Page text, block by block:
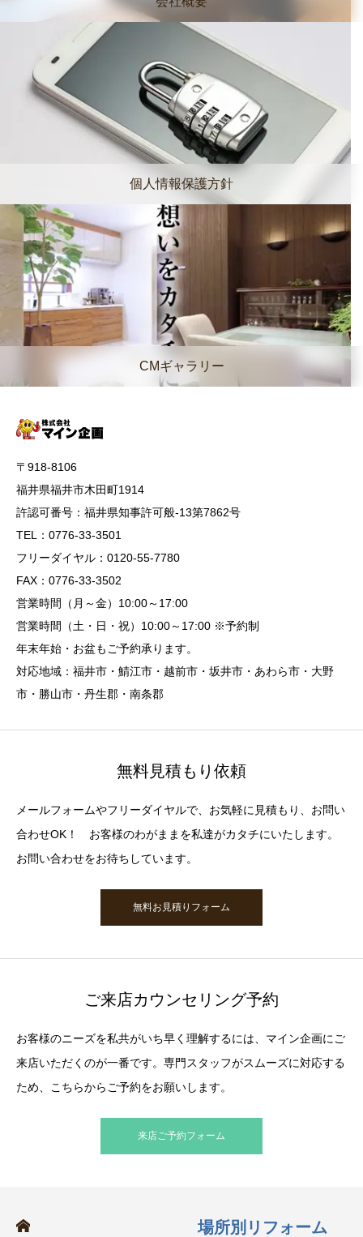
個人情報保護方針
CMギャラリー
〒918-8106
福井県福井市木田町1914
許認可番号：福井県知事許可般-13第7862号
TEL：0776-33-3501
フリーダイヤル：0120-55-7780
FAX：0776-33-3502
営業時間（月～金）10:00～17:00
営業時間（土・日・祝）10:00～17:00 ※予約制
年末年始・お盆もご予約承ります。
対応地域：福井市・鯖江市・越前市・坂井市・あわら市・大野
市・勝山市・丹生郡・南条郡
無料見積もり依頼
メールフォームやフリーダイヤルで、お気軽に見積もり、お問い
合わせOK！ お客様のわがままを私達がカタチにいたします。
お問い合わせをお待ちしています。
無料お見積りフォーム
ご来店カウンセリング予約
お客様のニーズを私共がいち早く理解するには、マイン企画にご
来店いただくのが一番です。専門スタッフがスムーズに対応する
ため、こちらからご予約をお願いします。
来店ご予約フォーム
場所別リフォーム